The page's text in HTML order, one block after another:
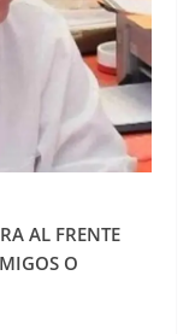
AL FRENTE
O